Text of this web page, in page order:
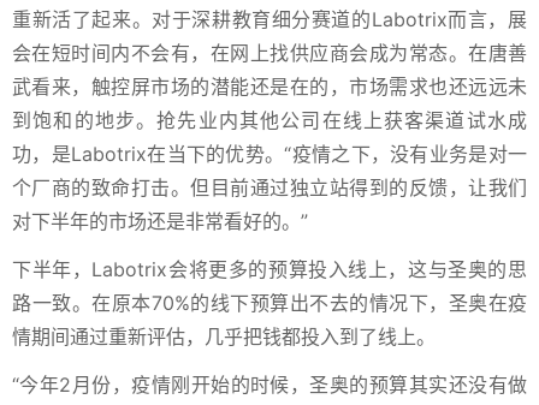
重新活了起来。对于深耕教育细分赛道的Labotrix而言，展
会在短时间内不会有，在网上找供应商会成为常态。在唐善
武看来，触控屏市场的潜能还是在的，市场需求也还远远未
到饱和的地步。抢先业内其他公司在线上获客渠道试水成
功，是Labotrix在当下的优势。“疫情之下，没有业务是对一
个厂商的致命打击。但目前通过独立站得到的反馈，让我们
对下半年的市场还是非常看好的。”
下半年，Labotrix会将更多的预算投入线上，这与圣奥的思
路一致。在原本70%的线下预算出不去的情况下，圣奥在疫
情期间通过重新评估，几乎把钱都投入到了线上。
“今年2月份，疫情刚开始的时候，圣奥的预算其实还没有做